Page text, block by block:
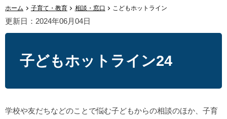
ホーム 子育て・教育 相談・窓口 こどもホットライン
更新日：2024年06月04日
子どもホットライン24
学校や友だちなどのことで悩む子どもからの相談のほか、子育